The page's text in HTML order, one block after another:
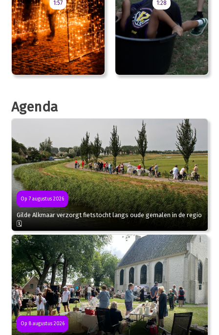
1:57 1:28
Agenda
Op 7 augustus 2026
Gilde Alkmaar verzorgt fietstocht langs oude gemalen in de regio
🗓
Op 8 augustus 2026